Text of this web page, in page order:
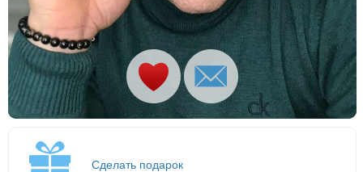
Сделать подарок